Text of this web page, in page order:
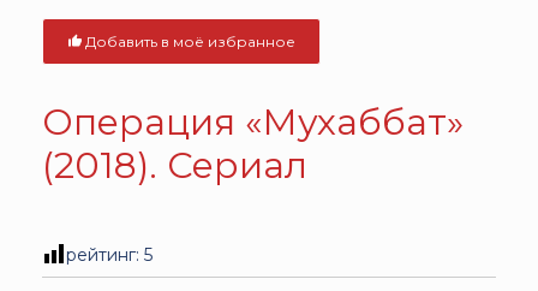
Добавить в моё избранное
Операция «Мухаббат»
(2018). Сериал
рейтинг: 5